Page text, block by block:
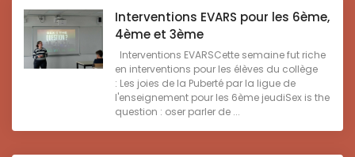
Interventions EVARS pour les 6ème,
4ème et 3ème
Interventions EVARSCette semaine fut riche
en interventions pour les élèves du collège
: Les joies de la Puberté par la ligue de
l'enseignement pour les 6ème jeudiSex is the
question : oser parler de ...